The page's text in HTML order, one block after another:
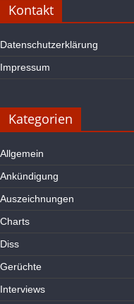
Kontakt
Datenschutzerklärung
Impressum
Kategorien
Allgemein
Ankündigung
Auszeichnungen
Charts
Diss
Gerüchte
Interviews